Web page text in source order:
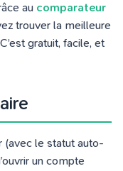
au comparateur
trouver la meilleure
gratuit, facile, et
(avec le statut auto-
un compte